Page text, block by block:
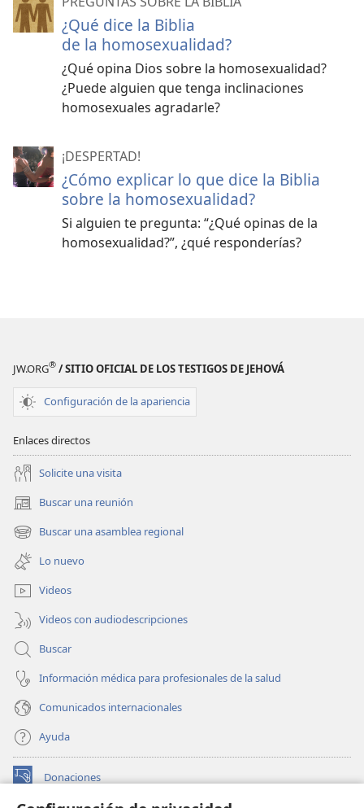
¿Qué dice la Biblia
de la homosexualidad?
¿Qué opina Dios sobre la homosexualidad?
¿Puede alguien que tenga inclinaciones
homosexuales agradarle?
¡DESPERTAD!
¿Cómo explicar lo que dice la Biblia
sobre la homosexualidad?
Si alguien te pregunta: “¿Qué opinas de la
homosexualidad?”, ¿qué responderías?
JW.ORG® / SITIO OFICIAL DE LOS TESTIGOS DE JEHOVÁ
Configuración de la apariencia
Enlaces directos
Solicite una visita
Buscar una reunión
(abre
una
nueva
ventana)
Buscar una asamblea regional
(abre
una
nueva
ventana)
Lo nuevo
Videos
Videos con audiodescripciones
Buscar
Información médica para profesionales de la salud
Comunicados internacionales
Ayuda
Donaciones
(abre